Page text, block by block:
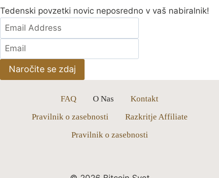
Tedenski povzetki novic neposredno v vaš nabiralnik!
Naročite se zdaj
FAQ O Nas
Kontakt
Pravilnik o zasebnosti
Razkritje Affiliate
Pravilnik o zasebnosti